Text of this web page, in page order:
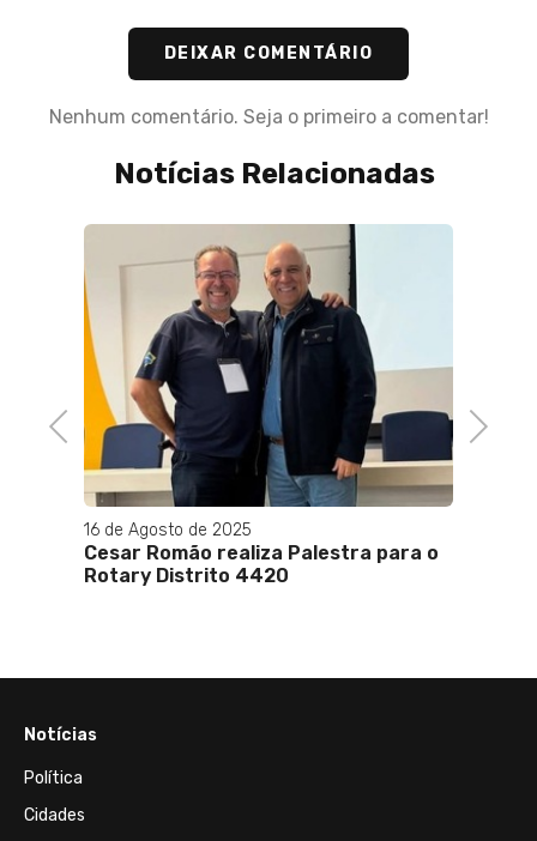
DEIXAR COMENTÁRIO
Nenhum comentário. Seja o primeiro a comentar!
Notícias Relacionadas
Previous
16 de Agosto de 2025
Cesar Romão realiza Palestra para o
Rotary Distrito 4420
Next
Notícias
Política
Cidades